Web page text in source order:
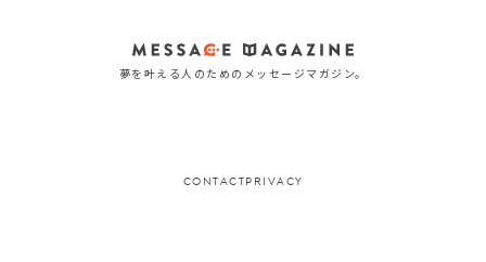
夢を叶える人のためのメッセージマガジン。
CONTACTPRIVACY